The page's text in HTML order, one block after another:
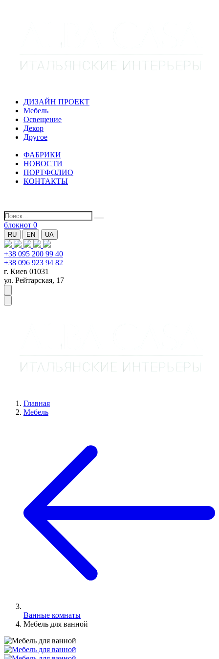
ДИЗАЙН ПРОЕКТ
Мебель
Освещение
Декор
Другое
ФАБРИКИ
НОВОСТИ
ПОРТФОЛИО
КОНТАКТЫ
блокнот 0
RU EN UA
+38 095 200 99 40
+38 096 923 94 82
г. Киев 01031
ул. Рейтарская, 17
Главная
Мебель
Ванные комнаты
Мебель для ванной